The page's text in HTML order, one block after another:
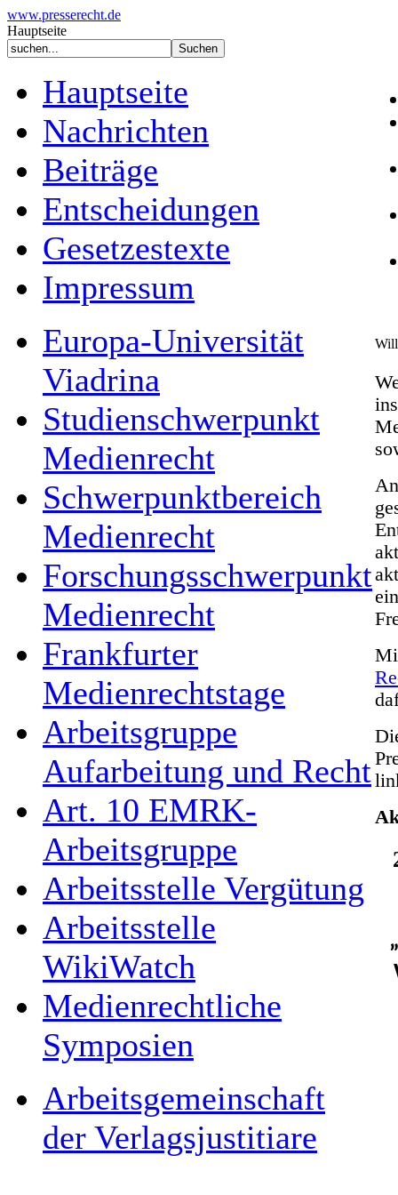
www.presserecht.de
Hauptseite
Hauptseite
Nachrichten
Beiträge
Entscheidungen
Gesetzestexte
Impressum
Europa-Universität
Viadrina
Studienschwerpunkt
Medienrecht
Schwerpunktbereich
Medienrecht
Forschungsschwerpunkt
Medienrecht
Frankfurter
Medienrechtstage
Arbeitsgruppe
Aufarbeitung und Recht
Art. 10 EMRK-
Arbeitsgruppe
Arbeitsstelle Vergütung
Arbeitsstelle
WikiWatch
Medienrechtliche
Symposien
Arbeitsgemeinschaft
der Verlagsjustitiare